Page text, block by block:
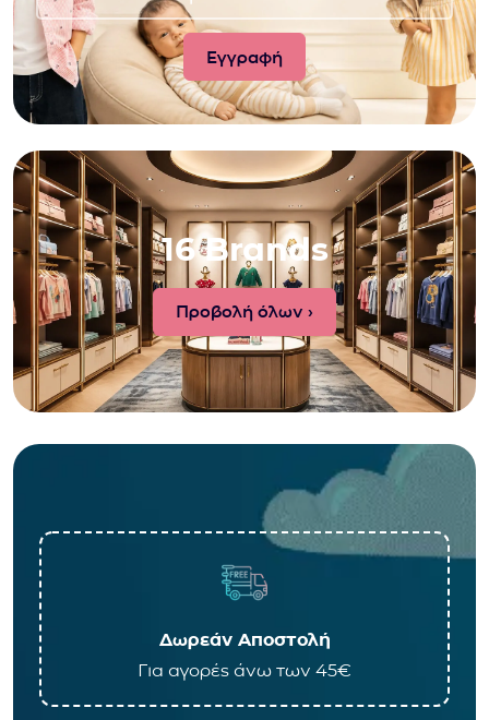
16 Brands
Προβολή όλων ›
Δωρεάν Αποστολή
Για αγορές άνω των 45€